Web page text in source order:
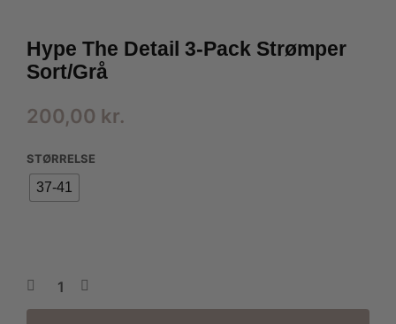
Hype The Detail 3-Pack Strømper
Sort/Grå
200,00 kr.
STØRRELSE
37-41